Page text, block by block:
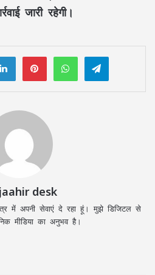
जारी रहेगी।
LinkedInPinterestWhatsAppTelegram
desk
में अपनी सेवाएं दे रहा हूं। मुझे डिजिटल से
मीडिया का अनुभव है।